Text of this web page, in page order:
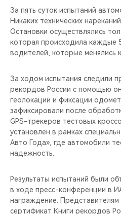
За пять суток испытаний
Никаких технических
Остановки осуществлялись
которая происходила каждые
водителей, которые менялись
За ходом испытания следили
рекордов России с помощью
геолокации и фиксации
зафиксировали после
GPS-трекеров тестовых
установлен в рамках
Авто Года», где автомобили
надежность.
Результаты испытаний были
в ходе пресс-конференции в
награждение. Представителям
сертификат Книги рекордов